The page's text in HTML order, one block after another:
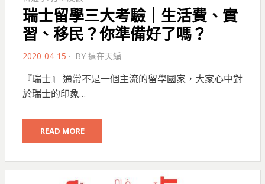
瑞士留學三大考驗｜生活費、實
習、移民？你準備好了嗎？
POSTED
2020-04-15 BY 遠在天編
『瑞士』 通常不是一個主流的留學國家，大家心中對
於瑞士的印象…
READ MORE